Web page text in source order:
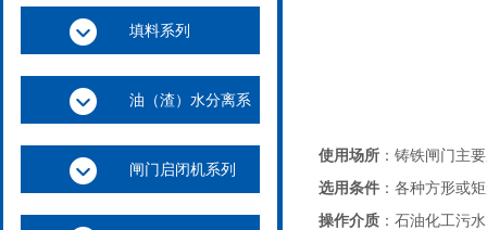
填料系列
油（渣）水分离系
列
闸门启闭机系列
使用场所 ：铸铁闸门主
选用条件 ：各种方形或
操作介质 ：石油化工污